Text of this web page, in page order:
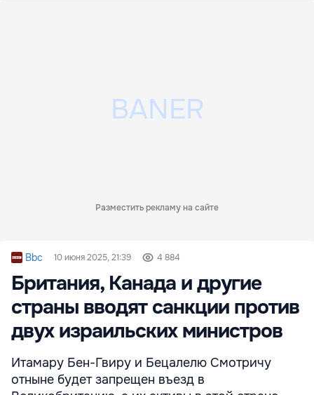
Разместить рекламу на сайте
Bbc 10 июня 2025, 21:39 4 884
Британия, Канада и другие
страны вводят санкции против
двух израильских министров
Итамару Бен-Гвиру и Бецалелю Смотричу
отныне будет запрещен въезд в